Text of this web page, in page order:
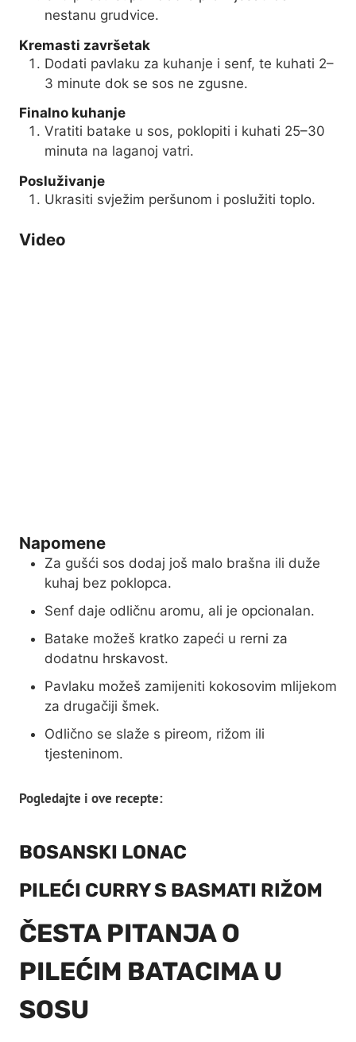
nestanu grudvice.
Kremasti završetak
Dodati pavlaku za kuhanje i senf, te kuhati 2–
3 minute dok se sos ne zgusne.
Finalno kuhanje
Vratiti batake u sos, poklopiti i kuhati 25–30
minuta na laganoj vatri.
Posluživanje
Ukrasiti svježim peršunom i poslužiti toplo.
Video
Napomene
Za gušći sos dodaj još malo brašna ili duže
kuhaj bez poklopca.
Senf daje odličnu aromu, ali je opcionalan.
Batake možeš kratko zapeći u rerni za
dodatnu hrskavost.
Pavlaku možeš zamijeniti kokosovim mlijekom
za drugačiji šmek.
Odlično se slaže s pireom, rižom ili
tjesteninom.
Pogledajte i ove recepte:
BOSANSKI LONAC
PILEĆI CURRY S BASMATI RIŽOM
ČESTA PITANJA O
PILEĆIM BATACIMA U
SOSU